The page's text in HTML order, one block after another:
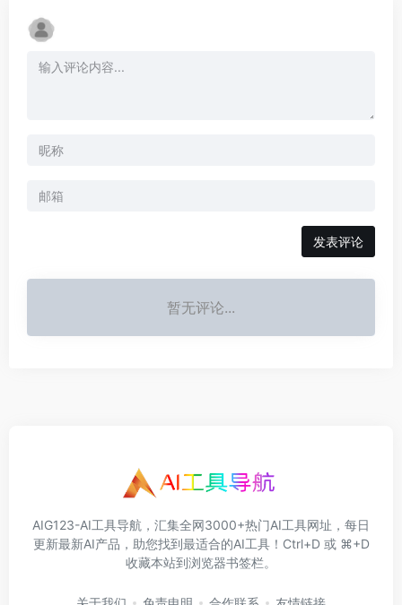
发表评论
暂无评论...
AIG123-AI工具导航，汇集全网3000+热门AI工具网址，每日
更新最新AI产品，助您找到最适合的AI工具！Ctrl+D 或 ⌘+D
收藏本站到浏览器书签栏。